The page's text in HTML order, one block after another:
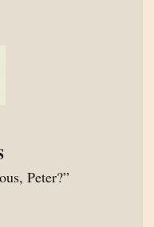
Peter?”